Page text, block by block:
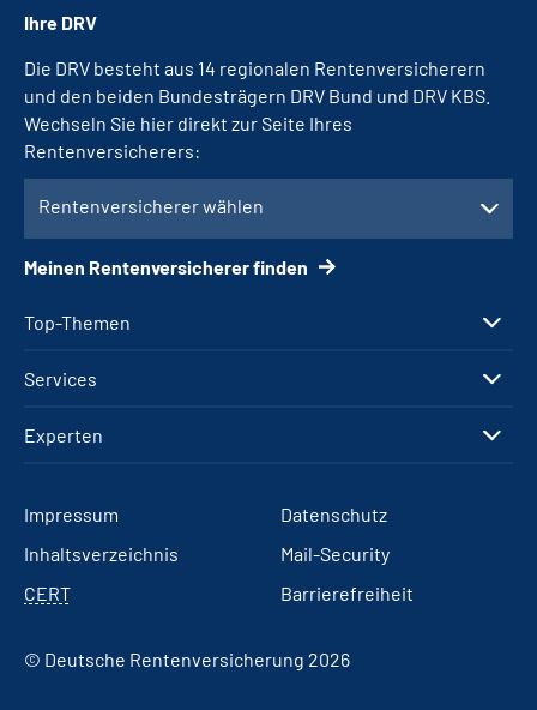
Top-Themen
Services
Experten
Ihre DRV
Die DRV besteht aus 14 regionalen Rentenversicherern
und den beiden Bundesträgern DRV Bund und DRV KBS.
Wechseln Sie hier direkt zur Seite Ihres
Rentenversicherers:
Rentenversicherer wählen
Meinen Rentenversicherer finden
Impressum
Datenschutz
Inhaltsverzeichnis
Mail-Security
CERT
Barrierefreiheit
© Deutsche Rentenversicherung 2026